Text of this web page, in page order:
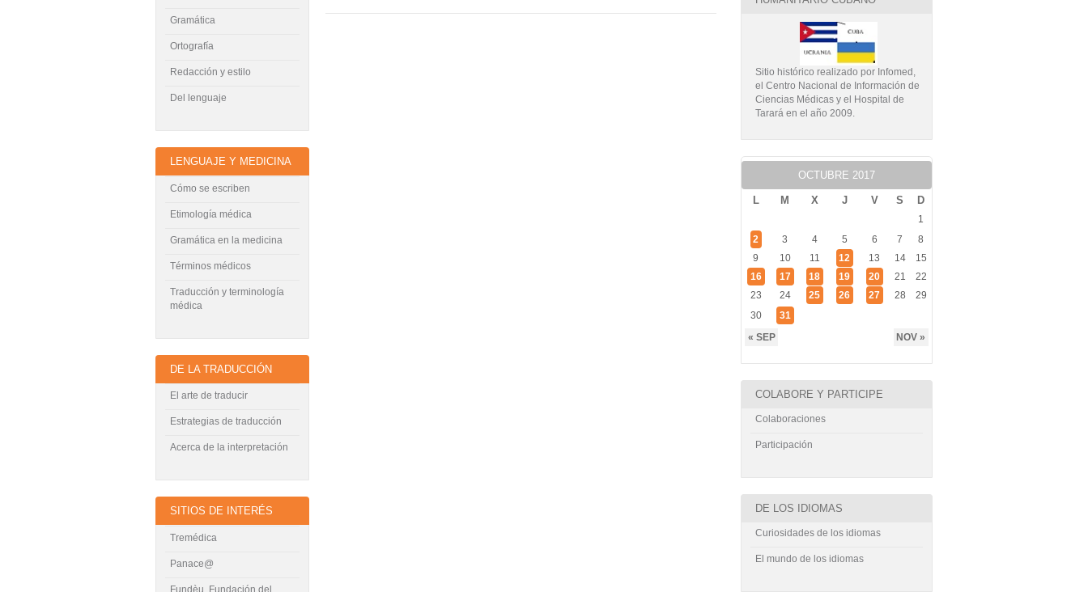
Gramática
Ortografía
Redacción y estilo
Del lenguaje
LENGUAJE Y MEDICINA
Cómo se escriben
Etimología médica
Gramática en la medicina
Términos médicos
Traducción y terminología
médica
DE LA TRADUCCIÓN
El arte de traducir
Estrategias de traducción
Acerca de la interpretación
SITIOS DE INTERÉS
Tremédica
Panace@
Fundèu, Fundación del
Sitio histórico realizado por Infomed,
el Centro Nacional de Información de
Ciencias Médicas y el Hospital de
Tarará en el año 2009.
OCTUBRE 2017
L M X J V S D
« SEP NOV »
1
2
3 4 5 6 7
8
9
10 11 12 13 14
15
16
17 18 19 20 21
22
23
24 25 26 27 28
29
30
31
COLABORE Y PARTICIPE
Colaboraciones
Participación
DE LOS IDIOMAS
Curiosidades de los idiomas
El mundo de los idiomas